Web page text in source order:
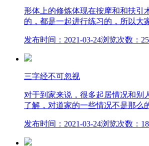
形体上的修炼体现在按摩和和扶引
的，都是一起进行练习的，所以大
发布时间：2021-03-24浏览次数：
三字经不可忽视
对于到家来说，很多起居情况和别
了解，对道家的一些情况不是那
发布时间：2021-03-24浏览次数：